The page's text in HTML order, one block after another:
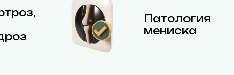
Патология
мениска